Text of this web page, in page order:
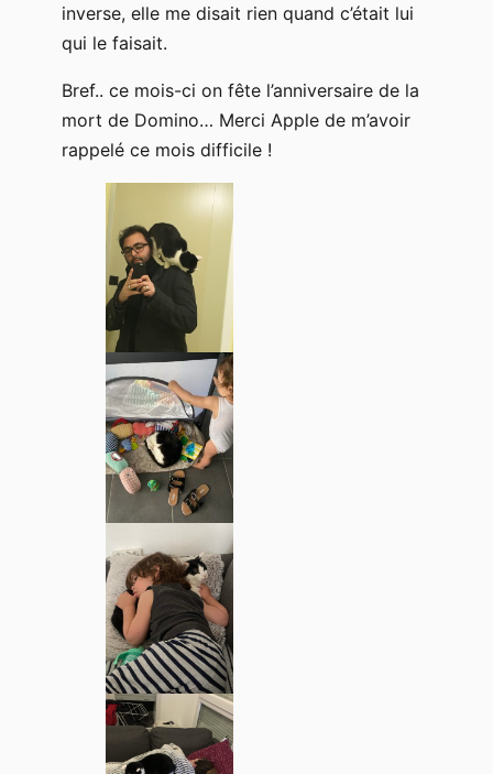
inverse, elle me disait rien quand c’était lui
qui le faisait.
Bref.. ce mois-ci on fête l’anniversaire de la
mort de Domino… Merci Apple de m’avoir
rappelé ce mois difficile !